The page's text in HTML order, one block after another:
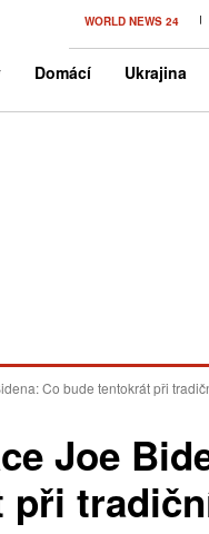
WORLD NEWS 24
Domácí Ukrajina
Co bude tentokrát při
Joe
při